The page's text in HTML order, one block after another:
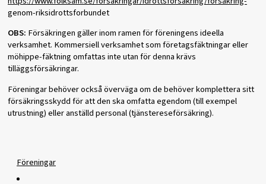
genom-riksidrottsforbundet
OBS: Försäkringen gäller inom ramen för föreningens ideella
verksamhet. Kommersiell verksamhet som företagsfäktningar eller
möhippe-fäktning omfattas inte utan för denna krävs
tilläggsförsäkringar.
Föreningar behöver också överväga om de behöver komplettera sitt
försäkringsskydd för att den ska omfatta egendom (till exempel
utrustning) eller anställd personal (tjänstereseförsäkring).
Föreningar